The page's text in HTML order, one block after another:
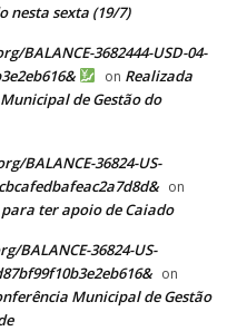
nesta sexta (19/7)
BALANCE-3682444-USD-04-
on Realizada
de Gestão do
BALANCE-36824-US-
on
ter apoio de Caiado
BALANCE-36824-US-
on
Municipal de Gestão